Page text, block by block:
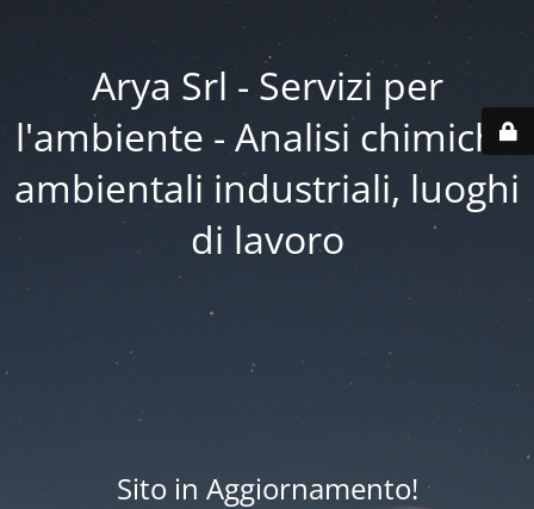
Arya Srl - Servizi per
l'ambiente - Analisi chimiche
ambientali industriali, luoghi
di lavoro
Sito in Aggiornamento!